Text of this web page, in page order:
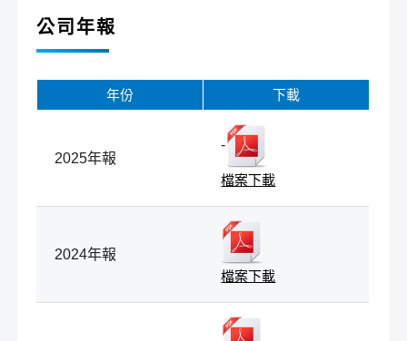
公司年報
年份 下載
2025年報
-
檔案下載
2024年報
檔案下載